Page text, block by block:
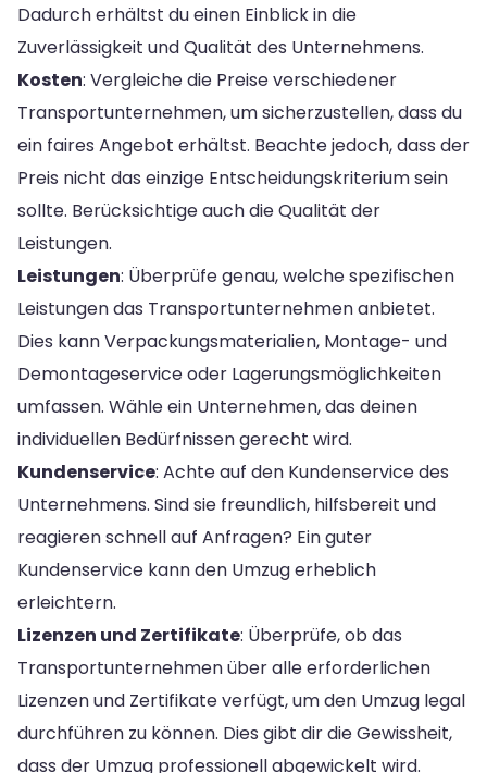
Dadurch erhältst du einen Einblick in die
Zuverlässigkeit und Qualität des Unternehmens.
Kosten: Vergleiche die Preise verschiedener
Transportunternehmen, um sicherzustellen, dass du
ein faires Angebot erhältst. Beachte jedoch, dass der
Preis nicht das einzige Entscheidungskriterium sein
sollte. Berücksichtige auch die Qualität der
Leistungen.
Leistungen: Überprüfe genau, welche spezifischen
Leistungen das Transportunternehmen anbietet.
Dies kann Verpackungsmaterialien, Montage- und
Demontageservice oder Lagerungsmöglichkeiten
umfassen. Wähle ein Unternehmen, das deinen
individuellen Bedürfnissen gerecht wird.
Kundenservice: Achte auf den Kundenservice des
Unternehmens. Sind sie freundlich, hilfsbereit und
reagieren schnell auf Anfragen? Ein guter
Kundenservice kann den Umzug erheblich
erleichtern.
Lizenzen und Zertifikate: Überprüfe, ob das
Transportunternehmen über alle erforderlichen
Lizenzen und Zertifikate verfügt, um den Umzug legal
durchführen zu können. Dies gibt dir die Gewissheit,
dass der Umzug professionell abgewickelt wird.